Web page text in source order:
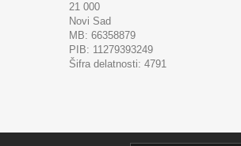
21 000
Novi Sad
MB: 66358879
PIB: 11279393249
Šifra delatnosti: 4791